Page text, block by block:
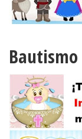
Bautismo